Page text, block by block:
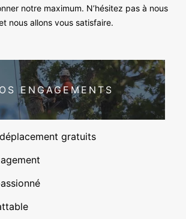
notre maximum. N’hésitez pas à nous
nous allons vous satisfaire.
ENGAGEMENTS
gratuits